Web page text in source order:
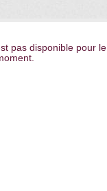
pas disponible pour le